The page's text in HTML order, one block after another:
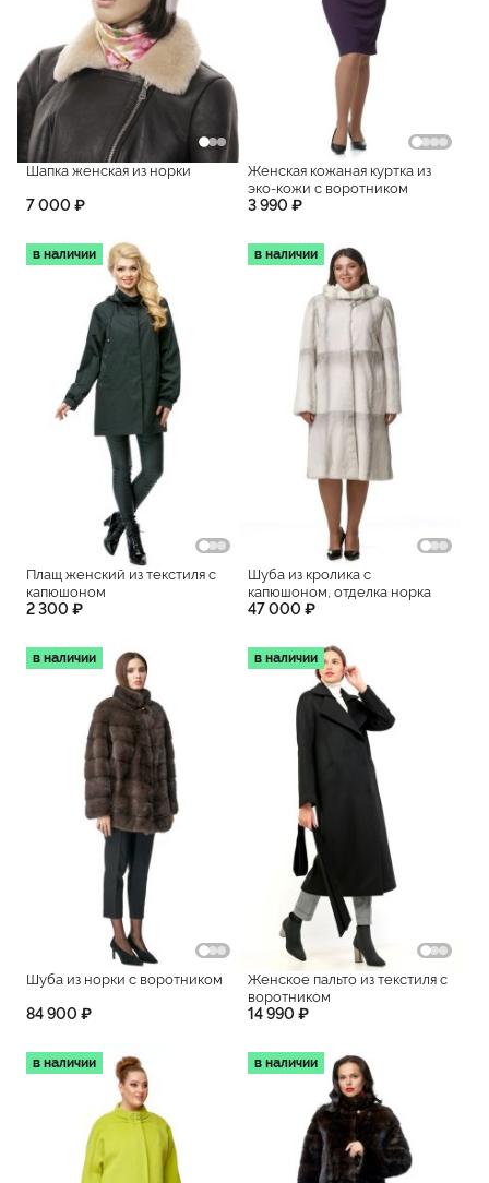
Шапка женская из норки
7 000 ₽
Женская кожаная куртка из
эко-кожи с воротником
3 990 ₽
в наличии
Плащ женский из текстиля с
капюшоном
2 300 ₽
в наличии
Шуба из кролика с
капюшоном, отделка норка
47 000 ₽
в наличии
Шуба из норки с воротником
84 900 ₽
в наличии
Женское пальто из текстиля с
воротником
14 990 ₽
в наличии в наличии